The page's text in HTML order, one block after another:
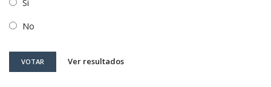
Si
No
VOTAR Ver resultados